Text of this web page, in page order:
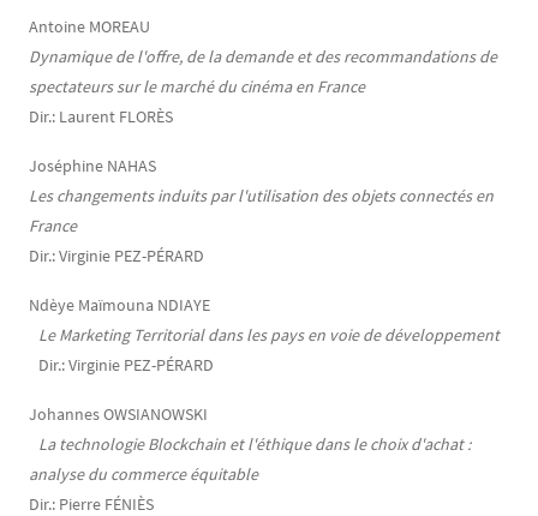
Antoine MOREAU
Dynamique de l'offre, de la demande et des recommandations de
spectateurs sur le marché du cinéma en France
Dir.: Laurent FLORÈS
Joséphine NAHAS
Les changements induits par l'utilisation des objets connectés en
France
Dir.: Virginie PEZ-PÉRARD
Ndèye Maïmouna NDIAYE
Le Marketing Territorial dans les pays en voie de développement
Dir.: Virginie PEZ-PÉRARD
Johannes OWSIANOWSKI
La technologie Blockchain et l'éthique dans le choix d'achat :
analyse du commerce équitable
Dir.: Pierre FÉNIÈS